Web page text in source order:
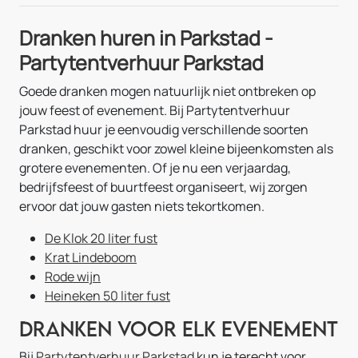
Dranken huren in Parkstad -
Partytentverhuur Parkstad
Goede dranken mogen natuurlijk niet ontbreken op
jouw feest of evenement. Bij Partytentverhuur
Parkstad huur je eenvoudig verschillende soorten
dranken, geschikt voor zowel kleine bijeenkomsten als
grotere evenementen. Of je nu een verjaardag,
bedrijfsfeest of buurtfeest organiseert, wij zorgen
ervoor dat jouw gasten niets tekortkomen.
De Klok 20 liter fust
Krat Lindeboom
Rode wijn
Heineken 50 liter fust
Dranken voor elk evenement